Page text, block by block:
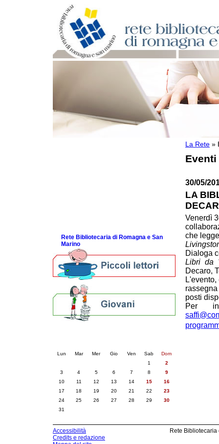
La Rete »
Eventi
30/05/
LA
Venerdì
che
Dialoga
Libri da
Decaro,
posti
Per
Rete Bibliotecaria di Romagna e San
Marino
Lun Mar Mer Gio Ven Sab
Dom
1
2
3
4 5 6 7 8
9
10
11 12 13 14 15
16
17
18 19 20 21 22
23
24
25 26 27 28 29
30
31
Accessibilità
Credits e redazione
Rete